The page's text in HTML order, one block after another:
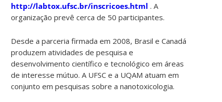
http://labtox.ufsc.br/inscricoes.html . A
organização prevê cerca de 50 participantes.
Desde a parceria firmada em 2008, Brasil e Canadá
produzem atividades de pesquisa e
desenvolvimento científico e tecnológico em áreas
de interesse mútuo. A UFSC e a UQAM atuam em
conjunto em pesquisas sobre a nanotoxicologia.